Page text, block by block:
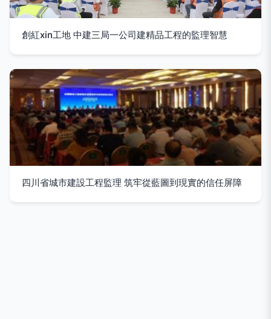
創紅xin工地 中建三局一公司建精品工程的監理智慧
四川省城市建設工程監理 筑牢從藍圖到現實的信任屏障